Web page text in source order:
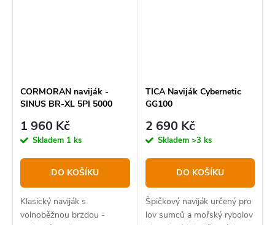
CORMORAN naviják -
SINUS BR-XL 5PI 5000
1 960 Kč
Skladem 1 ks
DO KOŠÍKU
Klasický naviják s
volnoběžnou brzdou -
TICA Naviják Cybernetic
GG100
2 690 Kč
Skladem >3 ks
DO KOŠÍKU
Špičkový naviják určený pro
lov sumců a mořský rybolov